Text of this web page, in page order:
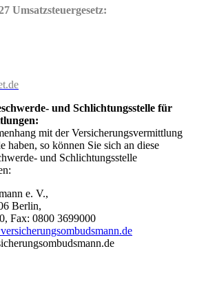
Umsatzsteuergesetz:
und Schlichtungsstelle für
mit der Versicherungsvermittlung
haben, so können Sie sich an diese
und Schlichtungsstelle
e. V.,
Berlin,
Fax: 0800 3699000